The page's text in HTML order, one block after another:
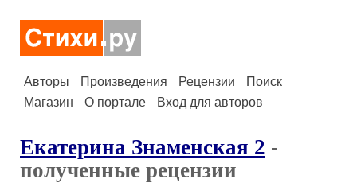
Авторы Произведения Рецензии
Поиск
Магазин
О портале Вход для авторов
Екатерина Знаменская 2 -
полученные рецензии